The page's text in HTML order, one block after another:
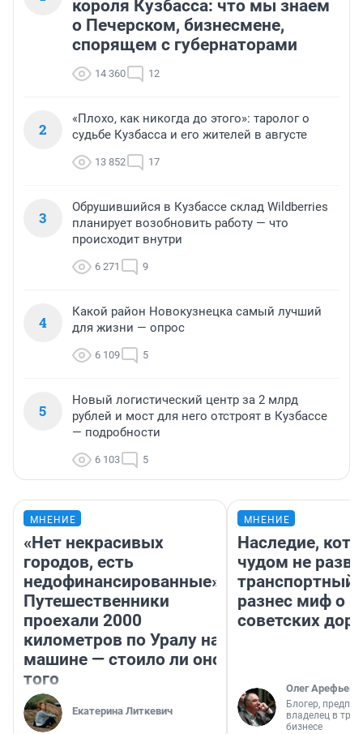
короля Кузбасса: что мы знаем
о Печерском, бизнесмене,
спорящем с губернаторами
14 360 12
2
«Плохо, как никогда до этого»: таролог о
судьбе Кузбасса и его жителей в августе
13 852 17
3
Обрушившийся в Кузбассе склад Wildberries
планирует возобновить работу — что
происходит внутри
6 271 9
4
Какой район Новокузнецка самый лучший
для жизни — опрос
6 109 5
5
Новый логистический центр за 2 млрд
рублей и мост для него отстроят в Кузбассе
— подробности
6 103 5
МНЕНИЕ
«Нет некрасивых
городов, есть
недофинансированные».
Путешественники
проехали 2000
километров по Уралу на
машине — стоило ли оно
того
Екатерина Литкевич
МНЕНИЕ
Наследие,
чудом не
транспортный
разнес миф о
советских
Олег Арефьев
Блогер,
владелец в
бизнесе